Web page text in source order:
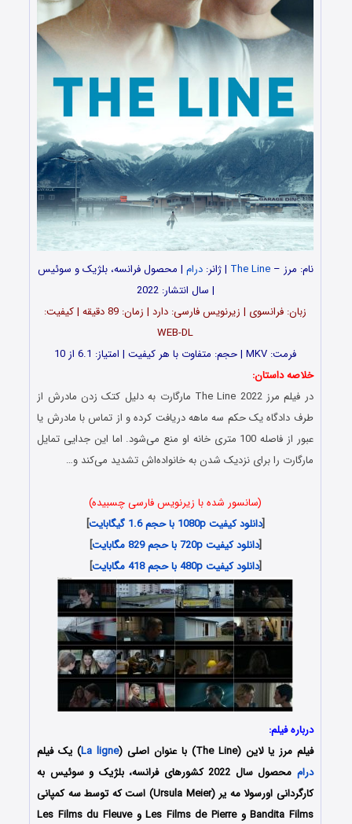
نام: مرز –The Line | ژانر:درام | محصول فرانسه، بلژیک و سوئیس
| سال انتشار: 2022
زبان: فرانسوی | زیرنویس فارسی: دارد | زمان: 89 دقیقه | کیفیت:
WEB-DL
فرمت: MKV | حجم: متفاوت با هر کیفیت | امتیاز: 6.1 از 10
خلاصه داستان:
در فیلم مرز The Line 2022 مارگارت به دلیل کتک زدن مادرش از
طرف دادگاه یک حکم سه ماهه دریافت کرده و از تماس با مادرش یا
عبور از فاصله 100 متری خانه او منع می‌شود. اما این جدایی تمایل
مارگارت را برای نزدیک شدن به خانواده‌اش تشدید می‌کند و…
(سانسور شده با زیرنویس فارسی چسبیده)
[دانلود کیفیت 1080p با حجم 1.6 گیگابایت
]
[دانلود کیفیت 720p با حجم 829 مگابایت
]
[دانلود کیفیت 480p با حجم 418 مگابایت ]
درباره فیلم:
فیلممرز یا لاین (The Line) با عنوان اصلی ( La ligne) یک فیلم
درام
محصول سال 2022 کشورهای فرانسه، بلژیک و سوئیس به
کارگردانی اورسولا مه یر (Ursula Meier) است که توسط سه کمپانی‌
Bandita Films و Les Films de Pierre و Les Films du Fleuve